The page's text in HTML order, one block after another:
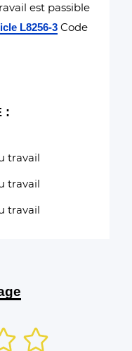
est passible
L8256-3 Code
:
travail
travail
travail